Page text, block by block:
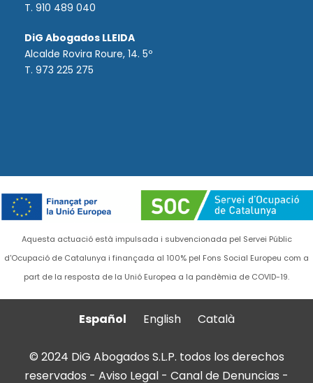
T. 910 489 040
DiG Abogados LLEIDA
Alcalde Rovira Roure, 14. 5º
T. 973 225 275
Aquesta actuació està impulsada i subvencionada pel Servei Públic
d'Ocupació de Catalunya i finançada al 100% pel Fons Social Europeu com a
part de la resposta de la Unió Europea a la pandèmia de COVID-19.
Español English Català
© 2024 DiG Abogados S.L.P. todos los derechos
reservados - Aviso Legal - Canal de Denuncias -